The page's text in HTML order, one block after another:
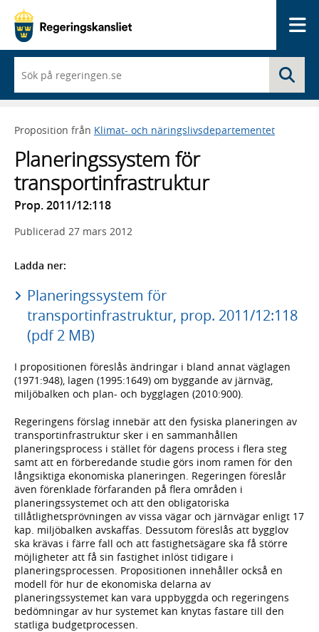
du
börjar
skriva
framträder
lista
med
sökförslag
Proposition från Klimat- och näringslivsdepartementet
Planeringssystem för
transportinfrastruktur
Prop. 2011/12:118
Publicerad 27 mars 2012
Ladda ner:
Planeringssystem för
transportinfrastruktur, prop. 2011/12:118
(pdf 2 MB)
I propositionen föreslås ändringar i bland annat väglagen
(1971:948), lagen (1995:1649) om byggande av järnväg,
miljöbalken och plan- och bygglagen (2010:900).
Regeringens förslag innebär att den fysiska planeringen av
transportinfrastruktur sker i en sammanhållen
planeringsprocess i stället för dagens process i flera steg
samt att en förberedande studie görs inom ramen för den
långsiktiga ekonomiska planeringen. Regeringen föreslår
även förenklade förfaranden på flera områden i
planeringssystemet och att den obligatoriska
tillåtlighetsprövningen av vissa vägar och järnvägar enligt 17
kap. miljöbalken avskaffas. Dessutom föreslås att bygglov
ska krävas i färre fall och att fastighetsägare ska få större
möjligheter att få sin fastighet inlöst tidigare i
planeringsprocessen. Propositionen innehåller också en
modell för hur de ekonomiska delarna av
planeringssystemet kan vara uppbyggda och regeringens
bedömningar av hur systemet kan knytas fastare till den
statliga budgetprocessen.